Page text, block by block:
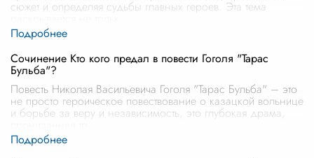
сюжет и определяя судьбы главных героев. Эта тема
Сочинение Кто кого предал в повести Гоголя "Тарас
Бульба"?
Повесть Николая Васильевича Гоголя "Тарас Бульба" – это
не просто героическое повествование о казацкой вольнице
и борьбе за веру и независимость, это глубокая драма,